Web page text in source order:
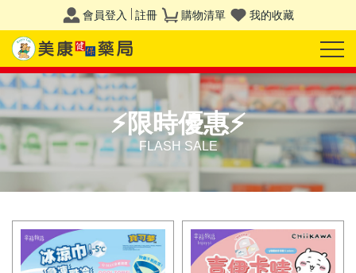
會員登入 註冊 購物清單 我的收藏
⚡限時優惠⚡
FLASH SALE